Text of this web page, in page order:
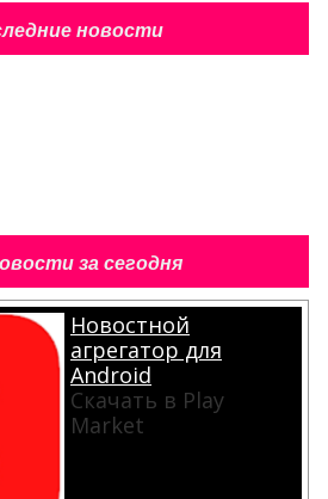
новости
за сегодня
Новостной
агрегатор для
Android
Скачать в Play
Market